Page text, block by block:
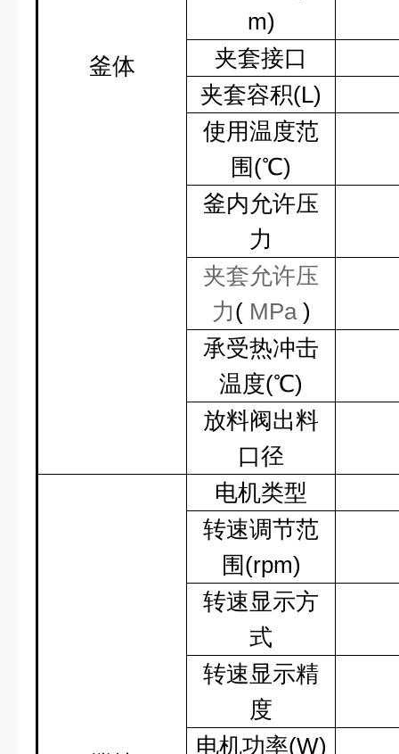
釜体
m)
夹套接口
夹套容积(L)
使用温度范
围(℃)
釜内允许压
力
夹套允许压
力(MPa)
承受热冲击
温度(℃)
放料阀出料
口径
电机类型
转速调节范
围(rpm)
转速显示方
式
转速显示精
度
电机功率(W)